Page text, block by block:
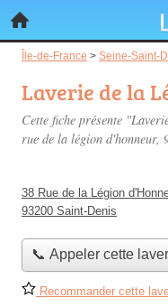
Île-de-France > Seine-Saint-
Laverie de la
Cette fiche présente
rue de la légion d'honneur,
38 Rue de la Légion
93200 Saint-Denis
📞 Appeler cette
Recommander cette